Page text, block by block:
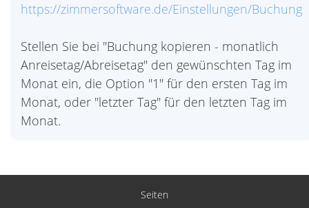
https://zimmersoftware.de/Einstellungen/Buchung
Stellen Sie bei "Buchung kopieren - monatlich
Anreisetag/Abreisetag" den gewünschten Tag im
Monat ein, die Option "1" für den ersten Tag im
Monat, oder "letzter Tag" für den letzten Tag im
Monat.
Seiten